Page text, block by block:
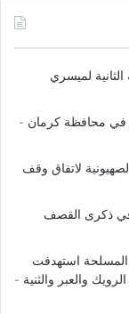
لميسري
الصهيونية لاتفاق وقف
في ذكرى القصف
المسلحة استهدفت
والعبر والثنية